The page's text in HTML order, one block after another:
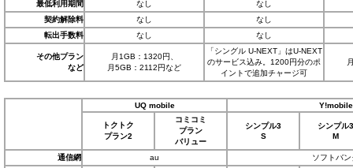
最低利用期間
なし
なし
契約解除料
なし
なし
転出手数料
なし なし
その他プラン
など
月1GB：1320円、
月5GB：2112円など
「シングル U-NEXT」はU-NEXT
のサービス込み。1200円分のポ
イントで追加チャージ可
UQ mobile Y!mobile
トクトク
プラン2
コミコミ
プラン
バリュー
シンプル3
S
シンプル3
M
通信網 au
ソフトバン